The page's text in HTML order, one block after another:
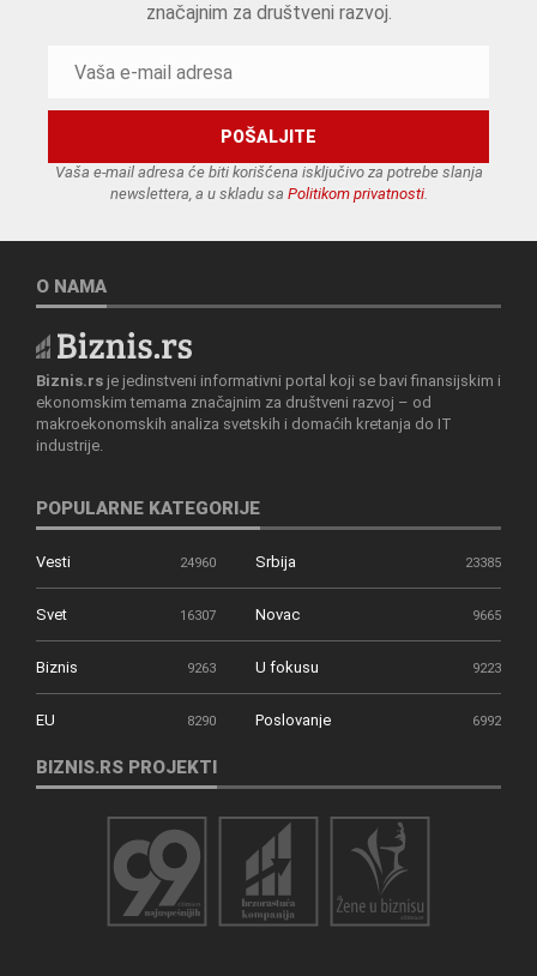
značajnim za društveni razvoj.
Vaša e-mail adresa će biti korišćena isključivo za potrebe slanja
newslettera, a u skladu sa Politikom privatnosti.
O NAMA
Biznis.rs je jedinstveni informativni portal koji se bavi finansijskim i
ekonomskim temama značajnim za društveni razvoj – od
makroekonomskih analiza svetskih i domaćih kretanja do IT
industrije.
POPULARNE KATEGORIJE
Vesti 24960 Srbija 23385
Svet 16307 Novac 9665
Biznis 9263 U fokusu 9223
EU 8290 Poslovanje 6992
BIZNIS.RS PROJEKTI